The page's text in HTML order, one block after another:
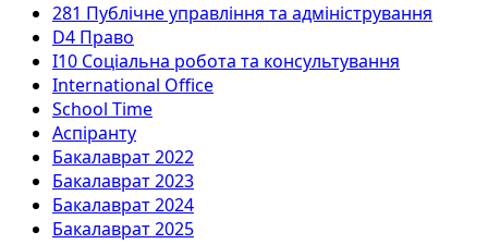
281 Публічне управління та адміністрування
D4 Право
I10 Соціальна робота та консультування
International Office
School Time
Аспіранту
Бакалаврат 2022
Бакалаврат 2023
Бакалаврат 2024
Бакалаврат 2025